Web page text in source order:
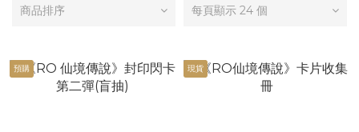
商品排序 每頁顯示 24 個
預購 現貨